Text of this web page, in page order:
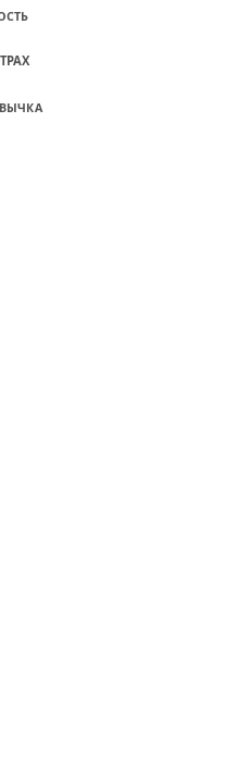
ОПРОВЕРГАЮТ